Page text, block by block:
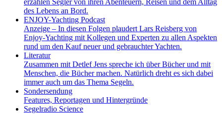
erzählen Segler von ihren Abenteuern, Reisen und dem Alltag
des Lebens an Bord.
ENJOY-Yachting Podcast
Anzeige – In diesen Folgen plaudert Lars Reisberg von
Enjoy-Yachting mit Kollegen und Experten zu allen Aspekten
rund um den Kauf neuer und gebrauchter Yachten.
Literatur
Zusammen mit Detlef Jens spreche ich über Bücher und mit
Menschen, die Bücher machen. Natürlich dreht es sich dabei
immer auch um das Thema Segeln.
Sondersendung
Features, Reportagen und Hintergründe
Segelradio Science